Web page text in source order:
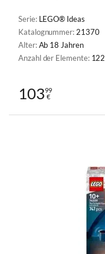
Serie: LEGO® Ideas
Katalognummer: 21370
Alter:Ab 18 Jahren
Anzahl der Elemente:
10399
€